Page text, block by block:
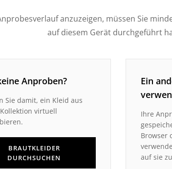
anzuzeigen, müssen Sie
auf diesem Gerät durchgeführt
Anproben?
Sie damit, ein Kleid aus
virtuell
BRAUTKLEIDER
DURCHSUCHEN
Ein
Ihre
Browser
auf sie